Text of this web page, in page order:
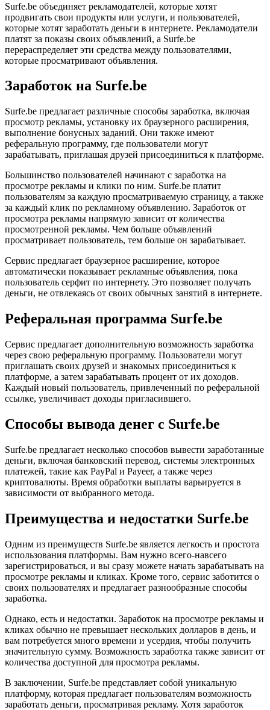
Surfe.be объединяет рекламодателей, которые хотят
продвигать свои продукты или услуги, и пользователей,
которые хотят заработать деньги в интернете. Рекламодатели
платят за показы своих объявлений, а Surfe.be
перераспределяет эти средства между пользователями,
которые просматривают объявления.
Заработок на Surfe.be
Surfe.be предлагает различные способы заработка, включая
просмотр рекламы, установку их браузерного расширения,
выполнение бонусных заданий. Они также имеют
реферальную программу, где пользователи могут
зарабатывать, приглашая друзей присоединиться к платформе.
Большинство пользователей начинают с заработка на
просмотре рекламы и клики по ним. Surfe.be платит
пользователям за каждую просматриваемую страницу, а также
за каждый клик по рекламному объявлению. Заработок от
просмотра рекламы напрямую зависит от количества
просмотренной рекламы. Чем больше объявлений
просматривает пользователь, тем больше он зарабатывает.
Сервис предлагает браузерное расширение, которое
автоматически показывает рекламные объявления, пока
пользователь серфит по интернету. Это позволяет получать
деньги, не отвлекаясь от своих обычных занятий в интернете.
Реферальная программа Surfe.be
Сервис предлагает дополнительную возможность заработка
через свою реферальную программу. Пользователи могут
приглашать своих друзей и знакомых присоединиться к
платформе, а затем зарабатывать процент от их доходов.
Каждый новый пользователь, привлеченный по реферальной
ссылке, увеличивает доходы пригласившего.
Способы вывода денег с Surfe.be
Surfe.be предлагает несколько способов вывести заработанные
деньги, включая банковский перевод, системы электронных
платежей, такие как PayPal и Payeer, а также через
криптовалюты. Время обработки выплаты варьируется в
зависимости от выбранного метода.
Преимущества и недостатки Surfe.be
Одним из преимуществ Surfe.be является легкость и простота
использования платформы. Вам нужно всего-навсего
зарегистрироваться, и вы сразу можете начать зарабатывать на
просмотре рекламы и кликах. Кроме того, сервис заботится о
своих пользователях и предлагает разнообразные способы
заработка.
Однако, есть и недостатки. Заработок на просмотре рекламы и
кликах обычно не превышает нескольких долларов в день, и
вам потребуется много времени и усердия, чтобы получить
значительную сумму. Возможность заработка также зависит от
количества доступной для просмотра рекламы.
В заключении, Surfe.be представляет собой уникальную
платформу, которая предлагает пользователям возможность
заработать деньги, просматривая рекламу. Хотя заработок